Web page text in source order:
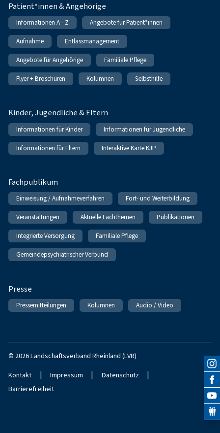
Patient*innen & Angehörige
Informationen A - Z Angebote für Patient*innen
Aufnahme Entlassmanagement
Angebote für Angehörige Familiale Pflege
Flyer + Broschüren Kolumnen Selbsthilfe
Kinder, Jugendliche & Eltern
Informationen für Kinder Informationen für Jugendliche
Informationen für Eltern Interaktive Karte KJP
Fachpublikum
Einweisung / Aufnahmeverfahren Fort- und Weiterbildung
Veranstaltungen Aktuelle Fachthemen Publikationen
Integrierte Versorgung Familiale Pflege
Gemeindepsychiatrischer Verbund
Presse
Pressemitteilungen Kolumnen Audio / Video
© 2026 Landschaftsverband Rheinland (LVR)
Kontakt | Impressum | Datenschutz |
Barrierefreiheit